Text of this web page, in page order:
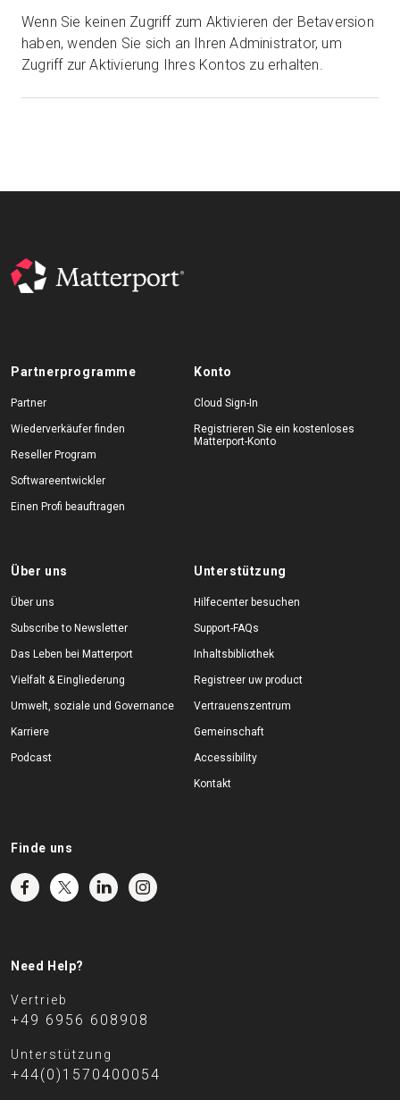
Wenn Sie keinen Zugriff zum Aktivieren der Betaversion
haben, wenden Sie sich an Ihren Administrator, um
Zugriff zur Aktivierung Ihres Kontos zu erhalten.
Partnerprogramme
Partner
Wiederverkäufer finden
Reseller Program
Softwareentwickler
Einen Profi beauftragen
Konto
Cloud Sign-In
Registrieren Sie ein kostenloses
Matterport-Konto
Über uns
Über uns
Subscribe to Newsletter
Das Leben bei Matterport
Vielfalt & Eingliederung
Umwelt, soziale und Governance
Karriere
Podcast
Unterstützung
Hilfecenter besuchen
Support-FAQs
Inhaltsbibliothek
Registreer uw product
Vertrauenszentrum
Gemeinschaft
Accessibility
Kontakt
Finde uns
Need Help?
Vertrieb
+49 6956 608908
Unterstützung
+44(0)1570400054